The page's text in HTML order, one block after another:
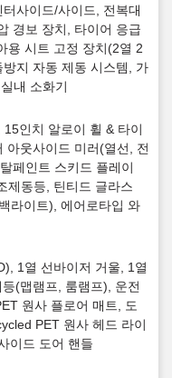
사이드/사이드, 전복대
경보 장치, 타이어 응급
용 시트 고정 장치(2열 2
지 자동 제동 시스템, 가
내 소화기
인치 알로이 휠 & 타이
아웃사이드 미러(열선, 전
페인트 스키드 플레이
제동등, 틴티드 글라스
라이트), 에어로타입 와
1열 선바이저 거울, 1열
(맵램프, 룸램프), 운전
원사 플로어 매트, 도
PET 원사 헤드 라이
이드 도어 핸들